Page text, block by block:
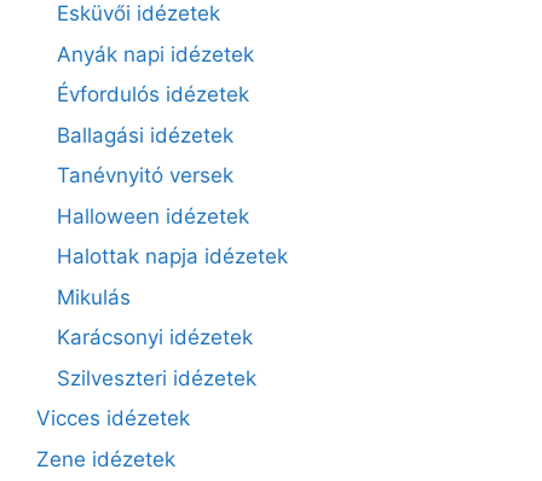
Esküvői idézetek
Anyák napi idézetek
Évfordulós idézetek
Ballagási idézetek
Tanévnyitó versek
Halloween idézetek
Halottak napja idézetek
Mikulás
Karácsonyi idézetek
Szilveszteri idézetek
Vicces idézetek
Zene idézetek